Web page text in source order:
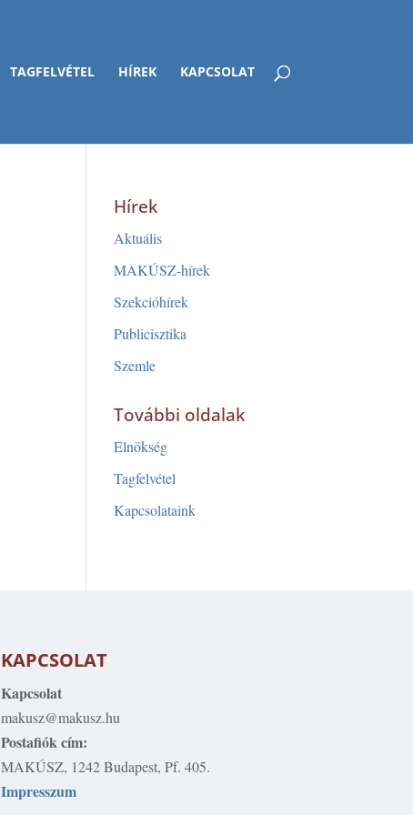
TAGFELVÉTEL HÍREK KAPCSOLAT
Hírek
Aktuális
MAKÚSZ-hírek
Szekcióhírek
Publicisztika
Szemle
További oldalak
Elnökség
Tagfelvétel
Kapcsolataink
KAPCSOLAT
Kapcsolat
makusz@makusz.hu
Postafiók cím:
MAKÚSZ, 1242 Budapest, Pf. 405.
Impresszum